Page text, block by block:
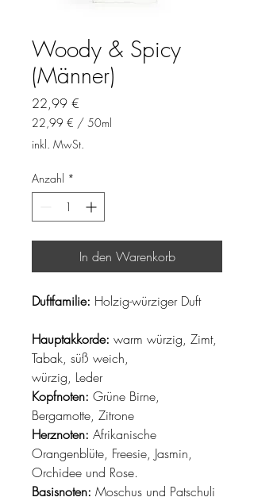
Woody & Spicy
(Männer)
22,99 €
22,99 € / 50ml
22,99 €
pro
Milliliter
inkl. MwSt.
Anzahl *
In den Warenkorb
Duftfamilie: Holzig-würziger Duft
Hauptakkorde: warm würzig, Zimt,
Tabak, süß weich,
würzig, Leder
Kopfnoten: Grüne Birne,
Bergamotte, Zitrone
Herznoten: Afrikanische
Orangenblüte, Freesie, Jasmin,
Orchidee und Rose.
Basisnoten: Moschus und Patschuli